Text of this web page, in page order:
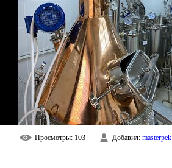
Просмотры: 103 Добавил: masterpek